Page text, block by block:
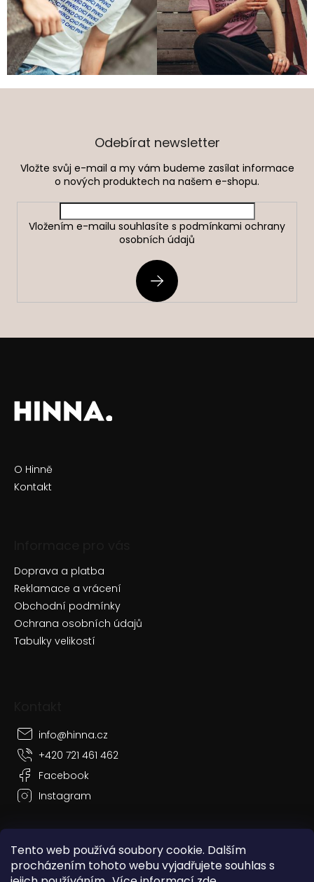
Tento web používá soubory cookie. Dalším
procházením tohoto webu vyjadřujete souhlas s
Z
Odebírat newsletter
Vložte svůj e-mail a my vám budeme zasílat informace
o nových produktech na našem e-shopu.
Vložením e-mailu souhlasíte s podmínkami ochrany
osobních údajů
PŘIHLÁSIT
SE
O Hinně
Kontakt
Doprava a platba
Reklamace a vrácení
Obchodní podmínky
Ochrana osobních údajů
Tabulky velikostí
info@hinna.cz
+420 721 461 462
Facebook
Instagram
Vytvořil Shoptet